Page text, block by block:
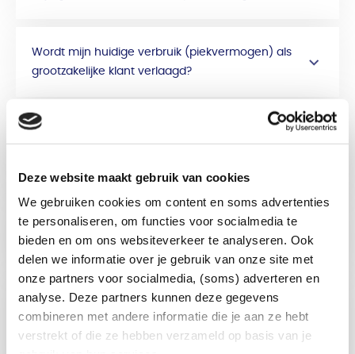
Deze website maakt gebruik van cookies
We gebruiken cookies om content en soms advertenties
te personaliseren, om functies voor socialmedia te
bieden en om ons websiteverkeer te analyseren. Ook
delen we informatie over je gebruik van onze site met
onze partners voor socialmedia, (soms) adverteren en
analyse. Deze partners kunnen deze gegevens
combineren met andere informatie die je aan ze hebt
verstrekt of die ze hebben verzameld op basis van je
Wordt mijn huidige verbruik (piekvermogen) als
grootzakelijke klant verlaagd?
Wat gebeurt er met mijn contractwaardes in
Wat gebeurt er als ik mijn verbruikslimiet
overschrijd?
Ik ben een grootzakelijke klant en ik heb
momenteel extra capaciteit nodig. Wat is er
mogelijk?